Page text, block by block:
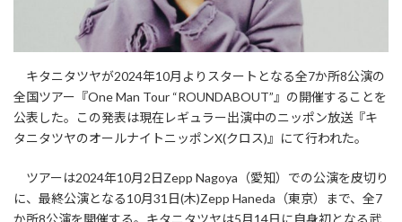
キタニタツヤが2024年10月よりスタートとなる全7か所8公演の
全国ツアー『One Man Tour “ROUNDABOUT”』の開催することを
公表した。この発表は現在レギュラー出演中のニッポン放送『キ
タニタツヤのオールナイトニッポンX(クロス)』にて行われた。
ツアーは2024年10月2日Zepp Nagoya（愛知）での公演を皮切り
に、最終公演となる10月31日(木)Zepp Haneda（東京）まで、全7
か所8公演を開催する。キタニタツヤは5月14日に自身初となる武